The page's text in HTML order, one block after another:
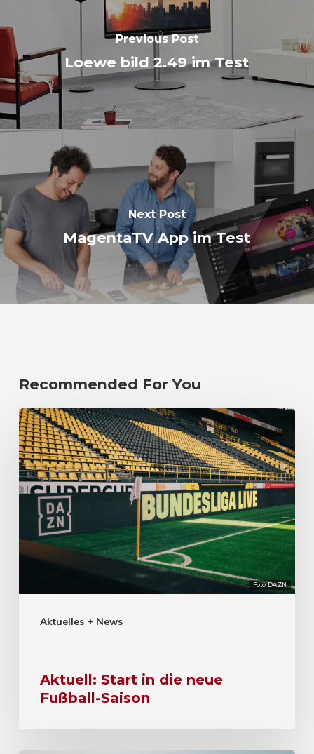
Previous Post
Loewe bild 2.49 im Test
Next Post
MagentaTV App im Test
Recommended For You
Foto: DAZN
Aktuelles + News
Aktuell: Start in die neue
Fußball-Saison